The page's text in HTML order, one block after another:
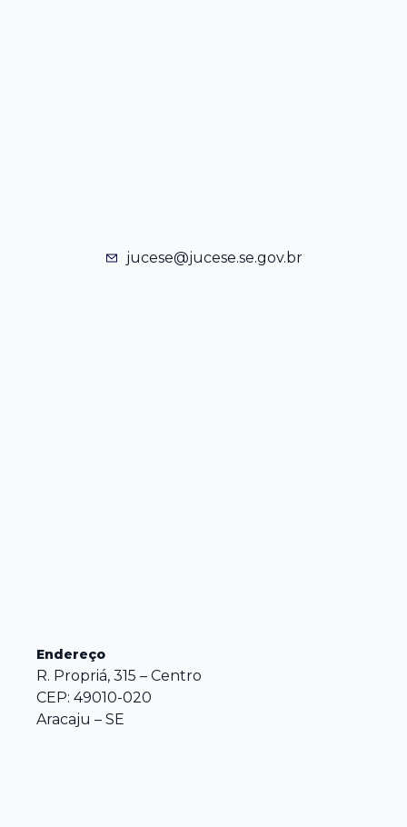
jucese@jucese.se.gov.br
Endereço
R. Propriá, 315 – Centro
CEP: 49010-020
Aracaju – SE